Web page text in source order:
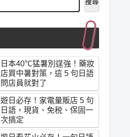
日本40℃猛暑別逞強！藥妝
店買中暑對策，這 5 句日語
問店員就對了
遊日必存！家電量販店 5 句
日語，現貨、免税、保固一
次搞定